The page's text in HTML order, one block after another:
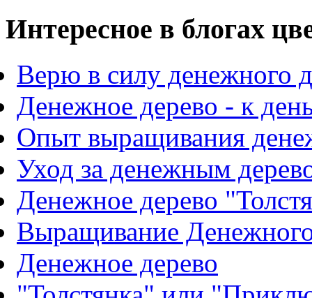
Интересное в блогах
Верю в силу денежного
Денежное дерево - к
Опыт выращивания
Уход за денежным
Денежное дерево
Выращивание
Денежное дерево